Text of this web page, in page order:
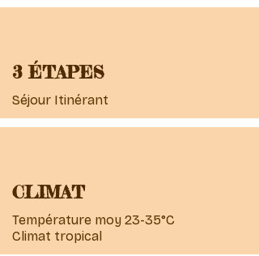
3 ÉTAPES
Séjour Itinérant
CLIMAT
Température moy 23-35°C
Climat tropical